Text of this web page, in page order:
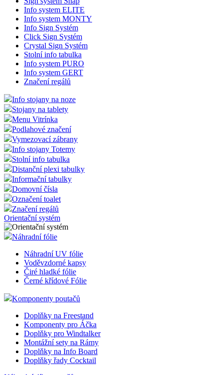
Info system ELITE
Info system MONTY
Info Sign Systém
Click Sign Systém
Crystal Sign Systém
Stolní info tabulka
Info system PURO
Info system GERT
Značení regálů
Info stojany na noze
Stojany na tablety
Menu Vitrínka
Podlahové značení
Vymezovací zábrany
Info stojany Totemy
Stolní info tabulka
Distanční plexi tabulky
Informační tabulky
Domovní čísla
Označení toalet
Značení regálů
Orientační systém
Náhradní fólie
Náhradní UV fólie
Voděvzdorné kapsy
Čiré hladké fólie
Černé křídové Fólie
Komponenty poutačů
Doplňky na Freestand
Komponenty pro Áčka
Doplňky pro Windtalker
Montážní sety na Rámy
Doplňky na Info Board
Doplňky řady Cocktail